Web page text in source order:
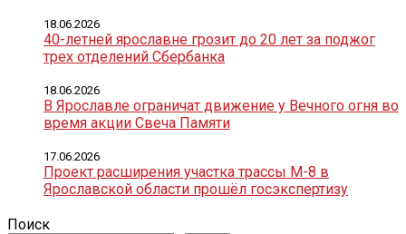
40-летней ярославне грозит до 20 лет за поджог
трех отделений Сбербанка
18.06.2026
В Ярославле ограничат движение у Вечного огня во
время акции Свеча Памяти
18.06.2026
Проект расширения участка трассы М-8 в
Ярославской области прошёл госэкспертизу
17.06.2026
Поиск